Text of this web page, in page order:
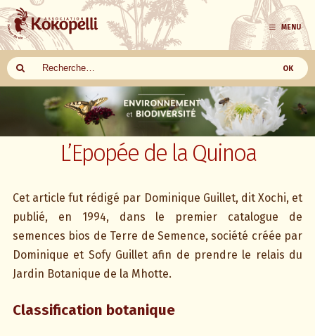
Aller
au
contenu
MENU
L’Epopée de la Quinoa
Cet article fut rédigé par Dominique Guillet, dit Xochi, et
publié, en 1994, dans le premier catalogue de
semences bios de Terre de Semence, société créée par
Dominique et Sofy Guillet afin de prendre le relais du
Jardin Botanique de la Mhotte.
Classification botanique